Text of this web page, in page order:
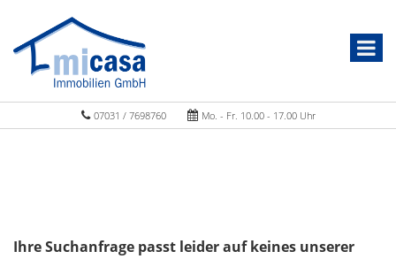
07031 / 7698760 Mo. - Fr. 10.00 - 17.00 Uhr
Ihre Suchanfrage passt leider auf keines unserer